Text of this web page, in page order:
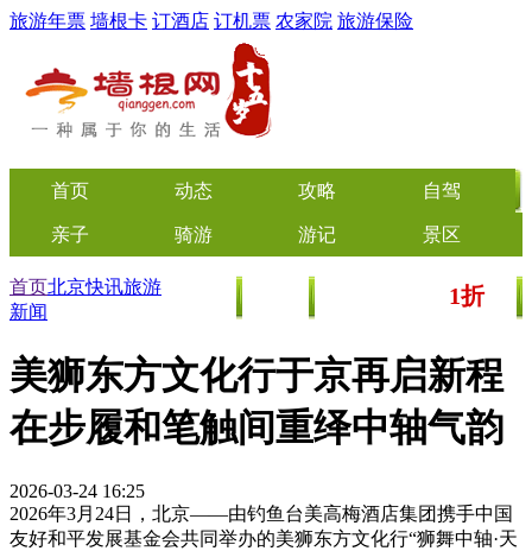
旅游年票 墙根卡 订酒店 订机票 农家院 旅游保险
首页 动态 攻略 自驾
亲子 骑游 游记 景区
1折起
首页北京快讯旅游
新闻
美狮东方文化行于京再启新程
在步履和笔触间重绎中轴气韵
2026-03-24 16:25
2026年3月24日，北京——由钓鱼台美高梅酒店集团携手中国
友好和平发展基金会共同举办的美狮东方文化行“狮舞中轴·天